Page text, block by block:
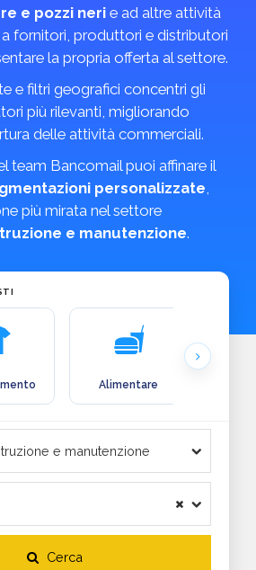
e pozzi nerie ad altre attività
a fornitori, produttori e distributori
la propria offerta al settore.
e filtri geografici concentri gli
più rilevanti, migliorando
delle attività commerciali.
team Bancomail puoi affinare il
personalizzate,
più mirata nel settore
e manutenzione.
Alimentare
Cerca